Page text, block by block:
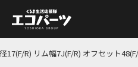
17(F/R) リム幅7J(F/R) オフセット